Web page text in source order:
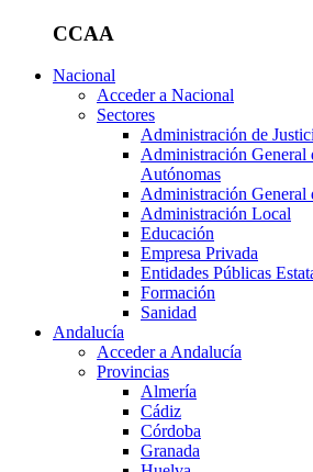
CCAA
Nacional
Acceder a Nacional
Sectores
Administración de
Administración General
Autónomas
Administración General
Administración Local
Educación
Empresa Privada
Entidades Públicas
Formación
Sanidad
Andalucía
Acceder a Andalucía
Provincias
Almería
Cádiz
Córdoba
Granada